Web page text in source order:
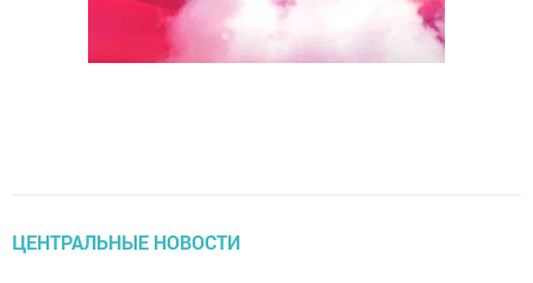
ЦЕНТРАЛЬНЫЕ НОВОСТИ